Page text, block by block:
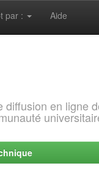
par : Aide
en ligne